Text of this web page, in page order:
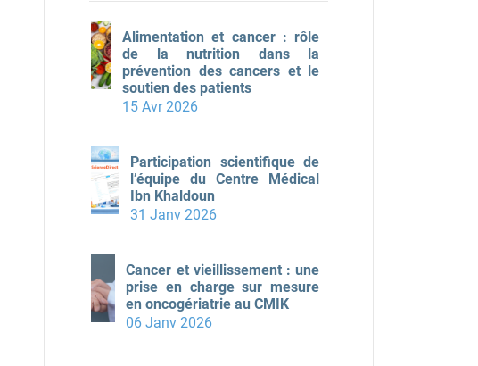
Alimentation et cancer : rôle
de la nutrition dans la
prévention des cancers et le
soutien des patients
15 Avr 2026
Participation scientifique de
l’équipe du Centre Médical
Ibn Khaldoun
31 Janv 2026
Cancer et vieillissement : une
prise en charge sur mesure
en oncogériatrie au CMIK
06 Janv 2026